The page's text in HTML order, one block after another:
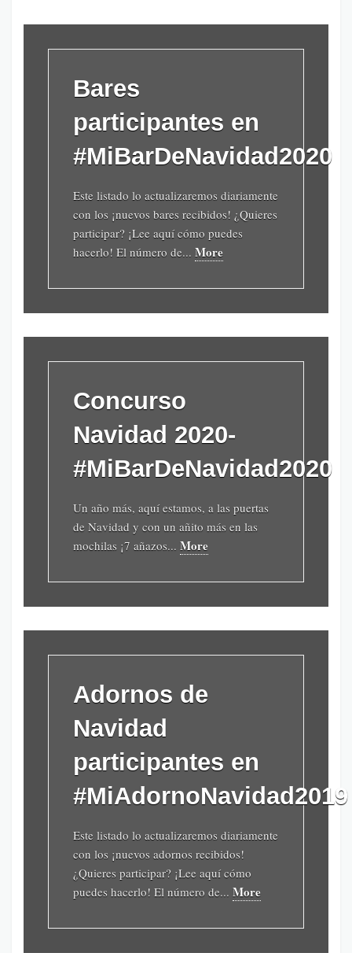
Bares
participantes en
#MiBarDeNavidad2020
Este listado lo actualizaremos diariamente
con los ¡nuevos bares recibidos! ¿Quieres
participar? ¡Lee aquí cómo puedes
hacerlo! El número de... More
Concurso
Navidad 2020-
#MiBarDeNavidad2020
Un año más, aquí estamos, a las puertas
de Navidad y con un añito más en las
mochilas ¡7 añazos... More
Adornos de
Navidad
participantes en
#MiAdornoNavidad2019
Este listado lo actualizaremos diariamente
con los ¡nuevos adornos recibidos!
¿Quieres participar? ¡Lee aquí cómo
puedes hacerlo! El número de... More